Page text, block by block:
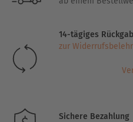
14-tägiges
zur
Sichere Bezahlung